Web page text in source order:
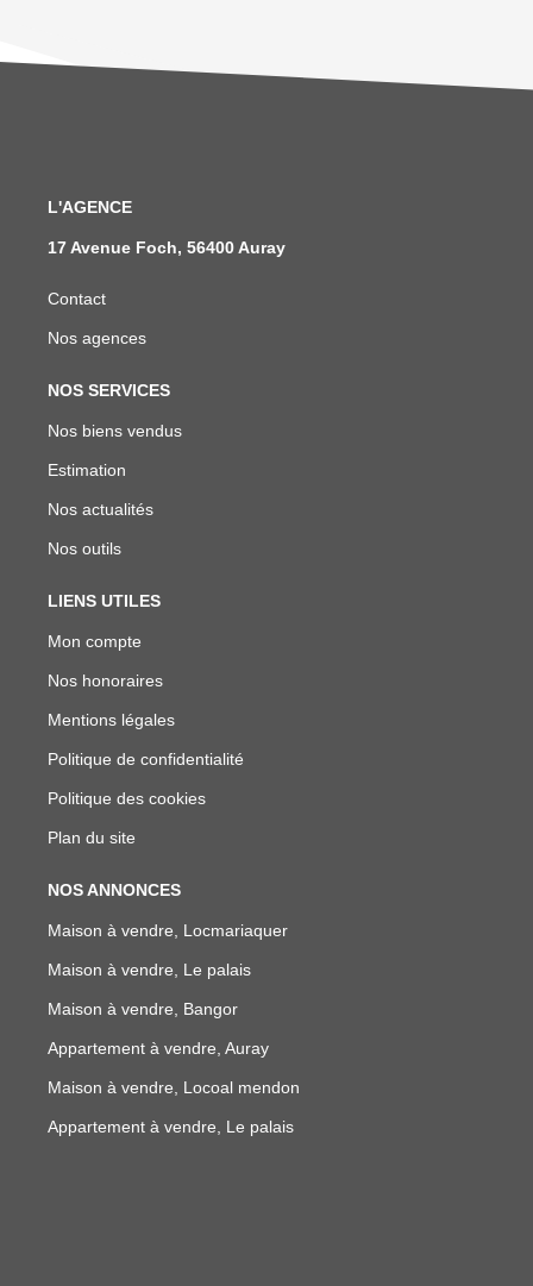
L'AGENCE
17 Avenue Foch, 56400 Auray
Contact
Nos agences
NOS SERVICES
Nos biens vendus
Estimation
Nos actualités
Nos outils
LIENS UTILES
Mon compte
Nos honoraires
Mentions légales
Politique de confidentialité
Politique des cookies
Plan du site
NOS ANNONCES
Maison à vendre, Locmariaquer
Maison à vendre, Le palais
Maison à vendre, Bangor
Appartement à vendre, Auray
Maison à vendre, Locoal mendon
Appartement à vendre, Le palais